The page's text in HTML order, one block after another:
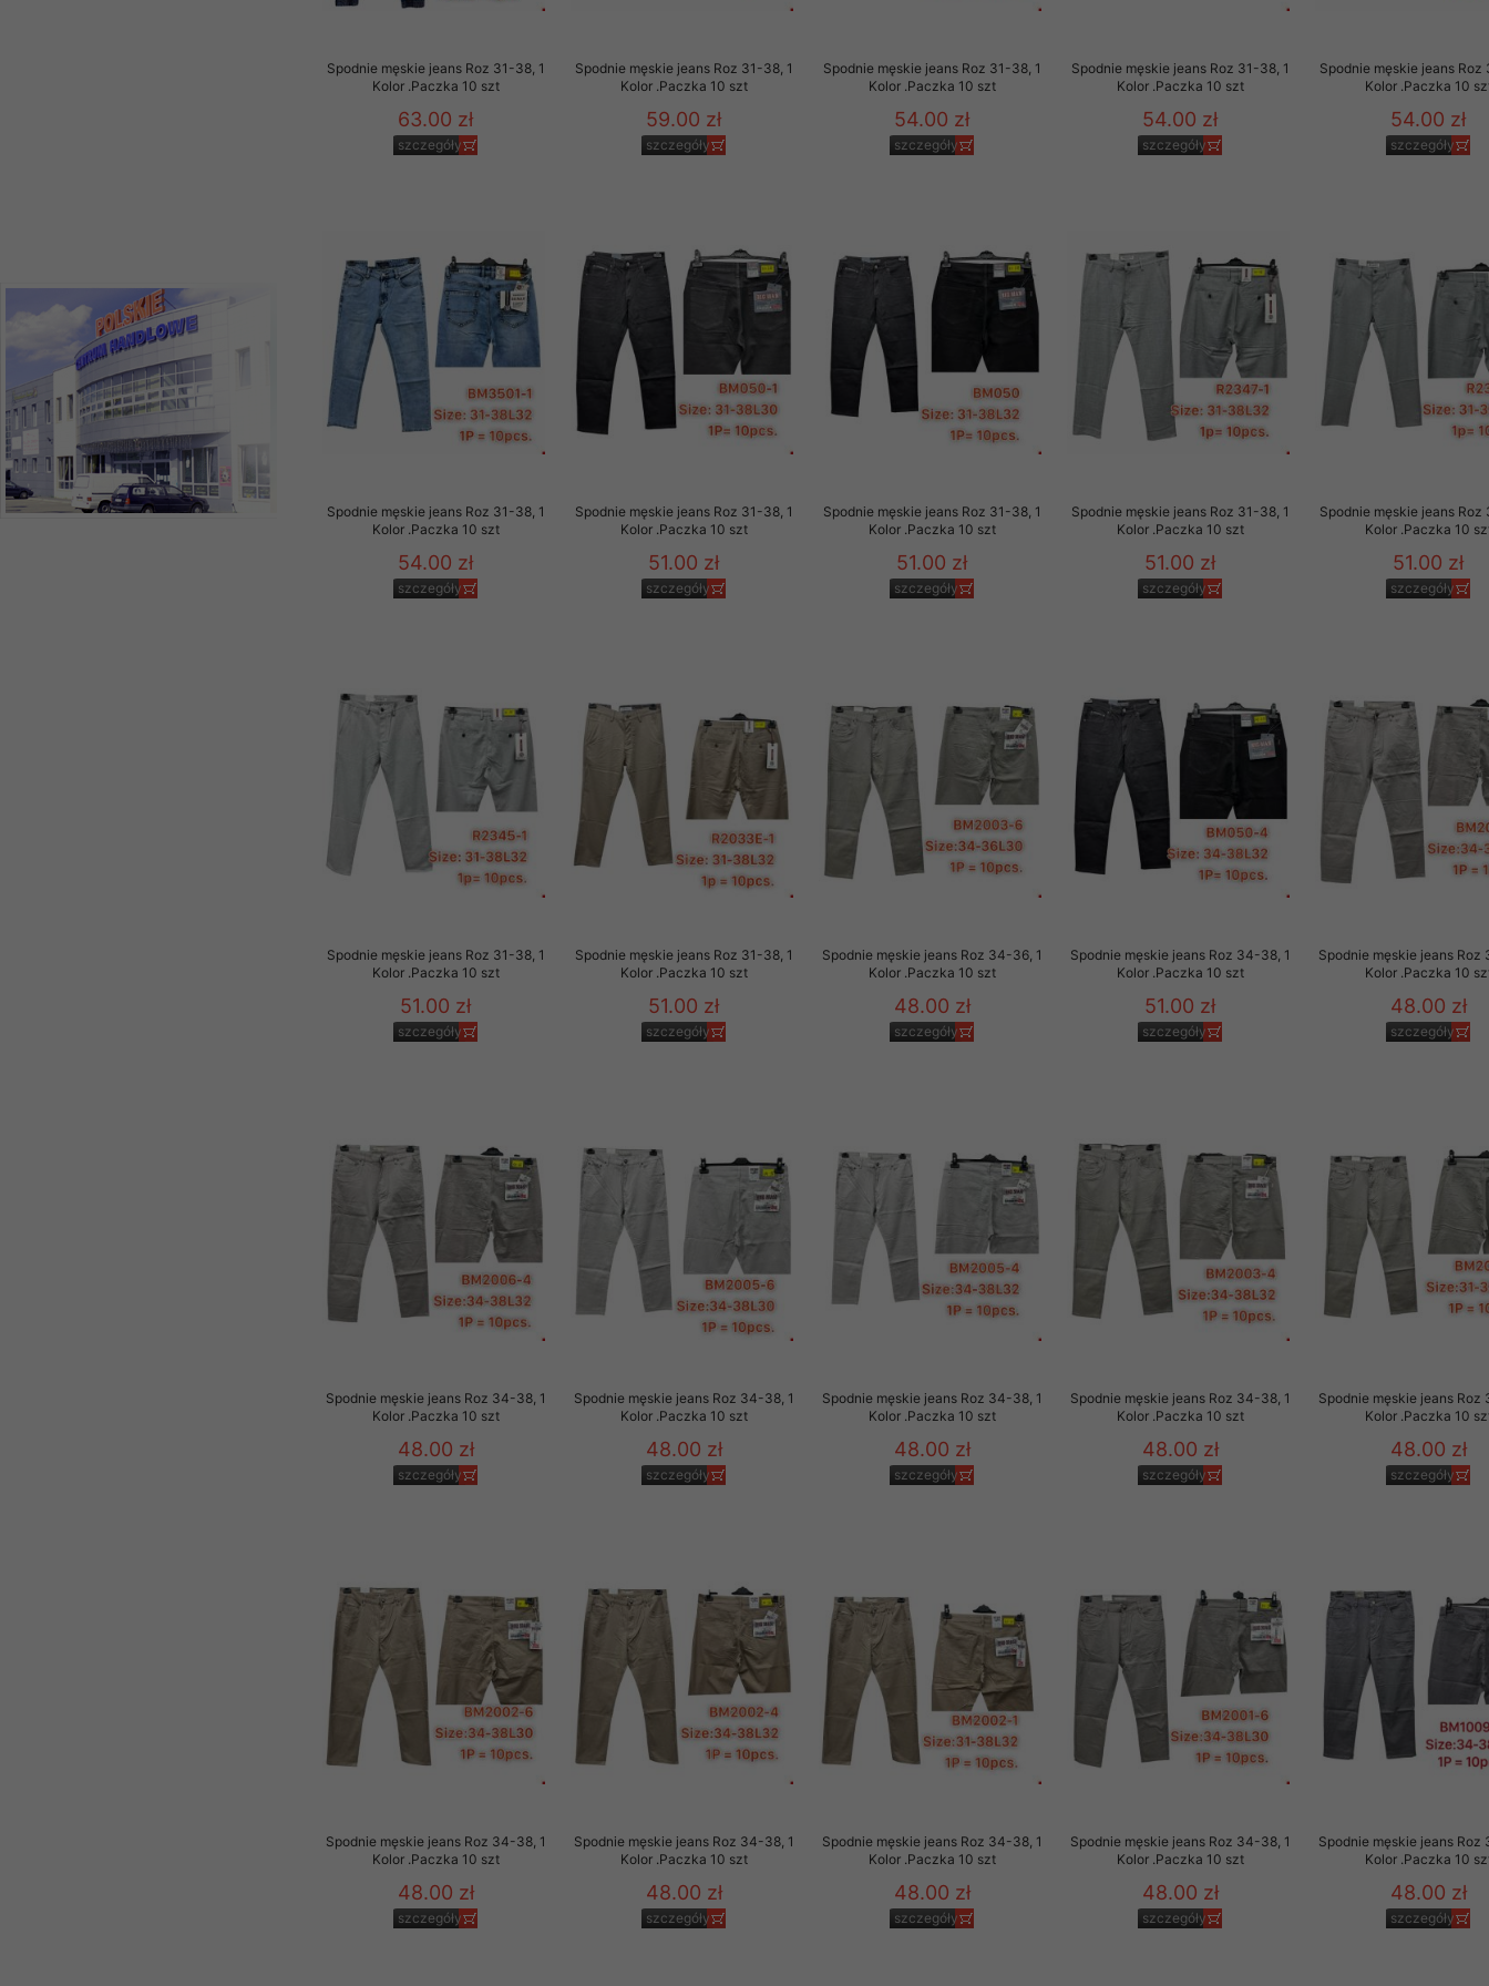
Spodnie męskie jeans Roz 31-38, 1
Kolor .Paczka 10 szt
63.00 zł
szczegóły
Spodnie męskie jeans Roz 31-38, 1
Kolor .Paczka 10 szt
59.00 zł
szczegóły
Spodnie męskie jeans Roz 31-38, 1
Kolor .Paczka 10 szt
54.00 zł
szczegóły
Spodnie męskie jeans Roz 31-38, 1
Kolor .Paczka 10 szt
54.00 zł
szczegóły
Spodnie męskie jeans Roz
Kolor .Paczka 10
54.00 zł
szczegóły
Spodnie męskie jeans Roz 31-38, 1
Kolor .Paczka 10 szt
54.00 zł
szczegóły
Spodnie męskie jeans Roz 31-38, 1
Kolor .Paczka 10 szt
51.00 zł
szczegóły
Spodnie męskie jeans Roz 31-38, 1
Kolor .Paczka 10 szt
51.00 zł
szczegóły
Spodnie męskie jeans Roz 31-38, 1
Kolor .Paczka 10 szt
51.00 zł
szczegóły
Spodnie męskie jeans Roz
Kolor .Paczka 10
51.00 zł
szczegóły
Spodnie męskie jeans Roz 31-38, 1
Kolor .Paczka 10 szt
51.00 zł
szczegóły
Spodnie męskie jeans Roz 31-38, 1
Kolor .Paczka 10 szt
51.00 zł
szczegóły
Spodnie męskie jeans Roz 34-36, 1
Kolor .Paczka 10 szt
48.00 zł
szczegóły
Spodnie męskie jeans Roz 34-38, 1
Kolor .Paczka 10 szt
51.00 zł
szczegóły
Spodnie męskie jeans Roz
Kolor .Paczka 10
48.00 zł
szczegóły
Spodnie męskie jeans Roz 34-38, 1
Kolor .Paczka 10 szt
48.00 zł
szczegóły
Spodnie męskie jeans Roz 34-38, 1
Kolor .Paczka 10 szt
48.00 zł
szczegóły
Spodnie męskie jeans Roz 34-38, 1
Kolor .Paczka 10 szt
48.00 zł
szczegóły
Spodnie męskie jeans Roz 34-38, 1
Kolor .Paczka 10 szt
48.00 zł
szczegóły
Spodnie męskie jeans Roz
Kolor .Paczka 10
48.00 zł
szczegóły
Spodnie męskie jeans Roz 34-38, 1
Kolor .Paczka 10 szt
48.00 zł
szczegóły
Spodnie męskie jeans Roz 34-38, 1
Kolor .Paczka 10 szt
48.00 zł
szczegóły
Spodnie męskie jeans Roz 34-38, 1
Kolor .Paczka 10 szt
48.00 zł
szczegóły
Spodnie męskie jeans Roz 34-38, 1
Kolor .Paczka 10 szt
48.00 zł
szczegóły
Spodnie męskie jeans Roz
Kolor .Paczka 10
48.00 zł
szczegóły
zawierającego akceptację na otrzymywanie newslettera o aktualnych promocjach, rabatach i nowościach w
naszym Sklepie. Materiały te dotyczą wyłącznie oferty naszego Sklepu.
Wszelkie pytania, wnioski i sugestie odnoszące się do ochrony Państwa prywatności, w szczególności danych
osobowych prosimy zgłaszać na email